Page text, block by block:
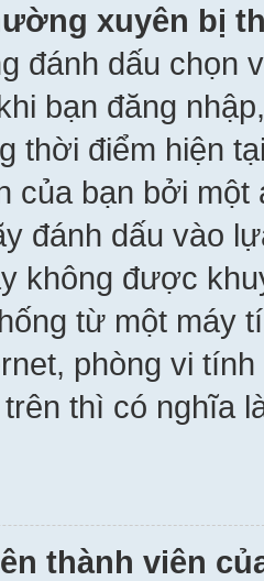
xuyên bị
đánh dấu chọn
bạn đăng
thời điểm hiện
của bạn bởi
đánh dấu vào
không được
từ một máy
phòng vi
thì có nghĩa
thành viên